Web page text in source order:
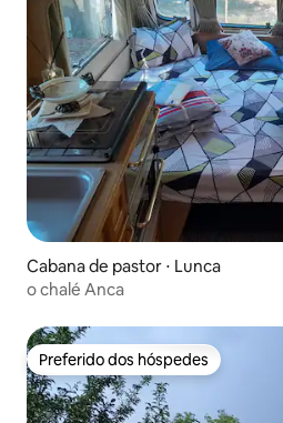
Cabana de pastor ⋅ Lunca
o chalé Anca
Preferido dos hóspedes
Preferido dos hóspedes